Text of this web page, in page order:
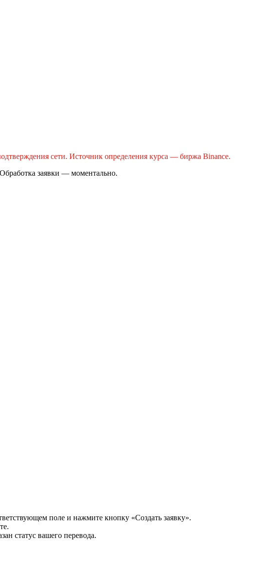
сети. Источник определения курса — биржа Binance.
заявки — моментально.
поле и нажмите кнопку «Создать заявку».
статус вашего перевода.